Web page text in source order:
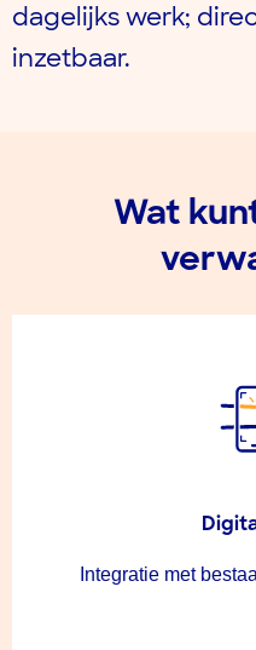
dagelijks werk;
inzetbaar.
Wat
Integratie met